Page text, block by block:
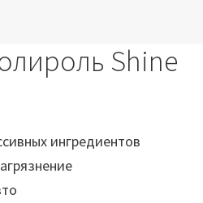
Shine
ингредиентов